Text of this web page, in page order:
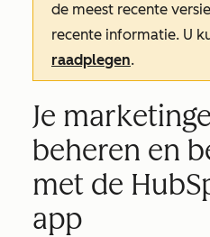
de meest recente
recente informatie. U
raadplegen.
Je
beheren en
met de
app